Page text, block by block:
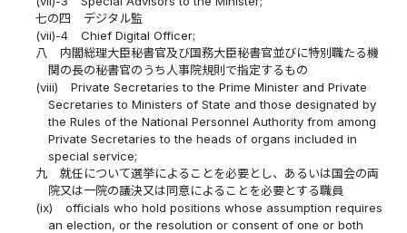
七の四
デジタル監
(vii)-4
Chief Digital Officer;
八
内閣総理大臣秘書官及び国務大臣秘書官並びに特別職たる機
関の長の秘書官のうち人事院規則で指定するもの
(viii)
Private Secretaries to the Prime Minister and Private
Secretaries to Ministers of State and those designated by
the Rules of the National Personnel Authority from among
Private Secretaries to the heads of organs included in
special service;
九
就任について選挙によることを必要とし、あるいは国会の両
院又は一院の議決又は同意によることを必要とする職員
(ix)
officials who hold positions whose assumption requires
an election, or the resolution or consent of one or both